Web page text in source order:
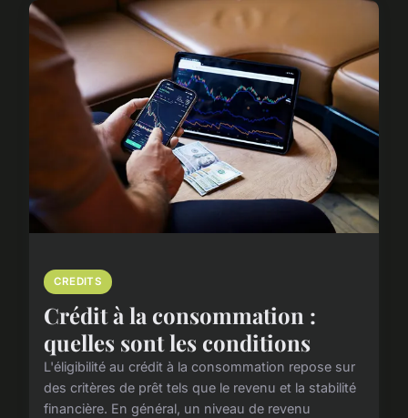
CREDITS
Crédit à la consommation :
quelles sont les conditions
L'éligibilité au crédit à la consommation repose sur
des critères de prêt tels que le revenu et la stabilité
financière. En général, un niveau de revenu